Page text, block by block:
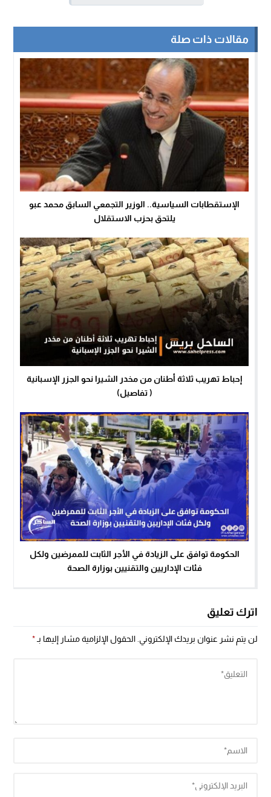
مقالات ذات صلة
الإستقطابات السياسية.. الوزير التجمعي السابق محمد عبو
يلتحق بحزب الاستقلال
إحباط تهريب ثلاثة أطنان من مخدر الشيرا نحو الجزر الإسبانية
( تفاصيل)
الحكومة توافق على الزيادة في الأجر الثابت للممرضين ولكل
فئات الإداريين والتقنيين بوزارة الصحة
اترك تعليق
لن يتم نشر عنوان بريدك الإلكتروني. الحقول الإلزامية مشار إليها بـ*